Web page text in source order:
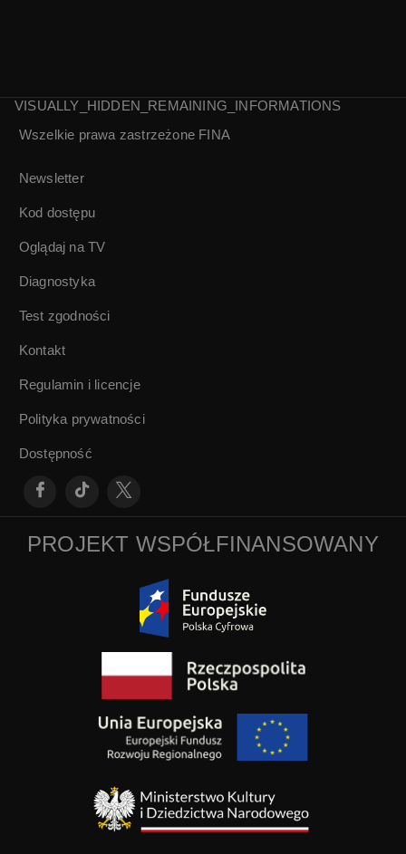
Henryk Talar |
Martin Scorsese
VISUALLY_HIDDEN_REMAINING_INFORMATIONS
Wszelkie prawa zastrzeżone FINA
Newsletter
Kod dostępu
Oglądaj na TV
Diagnostyka
Test zgodności
Kontakt
Regulamin i licencje
Polityka prywatności
Dostępność
PROJEKT WSPÓŁFINANSOWANY